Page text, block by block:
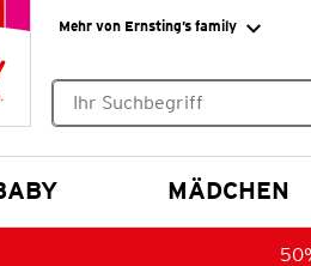
Mehr von Ernsting’s family
MÄDCHEN